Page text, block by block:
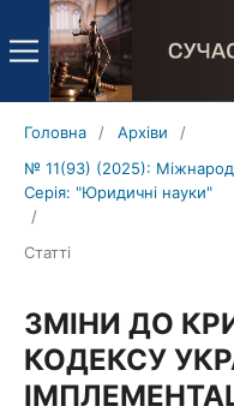
Головна / Архіви
/
№ 11(93) (2025):
Серія: "Юридичні науки"
/
Статті
ЗМІНИ ДО
КОДЕКСУ